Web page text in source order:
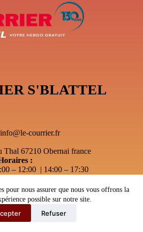
pour nous assurer que nous vous offrons la
possible sur notre site.
Refuser
S'BLATTEL
info@le-courrier.fr
Thal 67210 Obernai france
:
– 12:00 | 14:00 – 17:30
sur RDV Uniquement
RDV Uniquement
- Le courrier S'Blattel